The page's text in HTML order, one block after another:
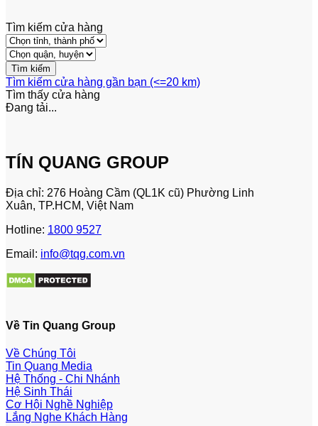
Tìm kiếm cửa hàng
Tìm kiếm cửa hàng gần bạn (<=20 km)
Tìm thấy cửa hàng
Đang tải...
TÍN QUANG GROUP
Địa chỉ: 276 Hoàng Cầm (QL1K cũ) Phường Linh
Xuân, TP.HCM, Việt Nam
Hotline: 1800 9527
Email: info@tqg.com.vn
Về Tin Quang Group
Về Chúng Tôi
Tin Quang Media
Hệ Thống - Chi Nhánh
Hệ Sinh Thái
Cơ Hội Nghề Nghiệp
Lắng Nghe Khách Hàng